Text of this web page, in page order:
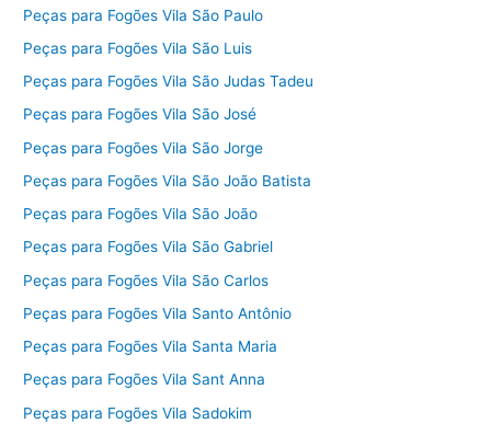
Peças para Fogões Vila São Paulo
Peças para Fogões Vila São Luis
Peças para Fogões Vila São Judas Tadeu
Peças para Fogões Vila São José
Peças para Fogões Vila São Jorge
Peças para Fogões Vila São João Batista
Peças para Fogões Vila São João
Peças para Fogões Vila São Gabriel
Peças para Fogões Vila São Carlos
Peças para Fogões Vila Santo Antônio
Peças para Fogões Vila Santa Maria
Peças para Fogões Vila Sant Anna
Peças para Fogões Vila Sadokim